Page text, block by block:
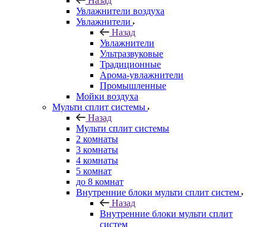
Увлажнители воздуха
Увлажнители
Назад
Увлажнители
Ультразвуковые
Традиционные
Арома-увлажнители
Промышленные
Мойки воздуха
Мульти сплит системы
Назад
Мульти сплит системы
2 комнаты
3 комнаты
4 комнаты
5 комнат
до 8 комнат
Внутренние блоки мульти сплит систем
Назад
Внутренние блоки мульти сплит
систем